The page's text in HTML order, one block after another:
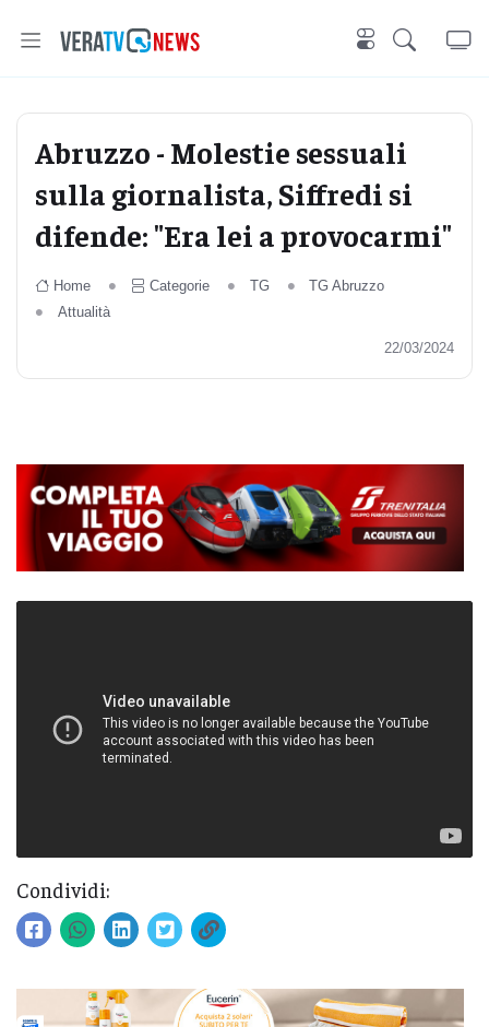
Abruzzo - Molestie sessuali
sulla giornalista, Siffredi si
difende: "Era lei a provocarmi"
Home Categorie TG
TG Abruzzo
Attualità
22/03/2024
Condividi: